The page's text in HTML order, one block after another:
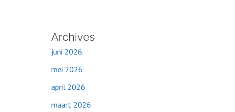
Archives
juni 2026
mei 2026
april 2026
maart 2026